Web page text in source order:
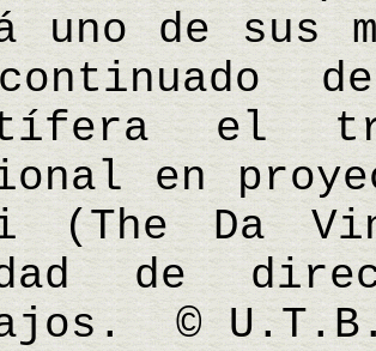
uno de sus
el
en
(The Da
de
©